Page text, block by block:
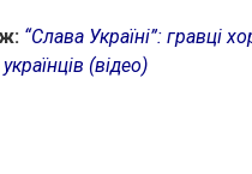
“Слава Україні”: гравці
(відео)